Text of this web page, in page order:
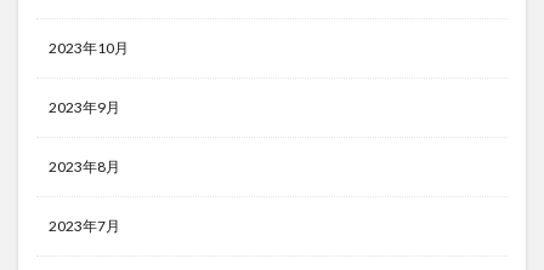
2023年10月
2023年9月
2023年8月
2023年7月